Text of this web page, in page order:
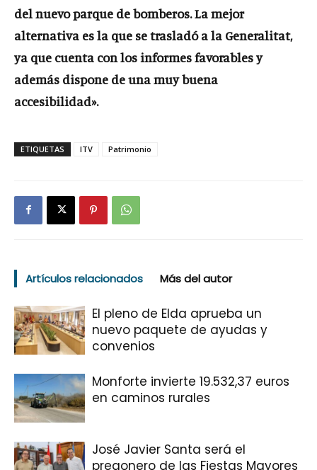
del nuevo parque de bomberos. La mejor
alternativa es la que se trasladó a la Generalitat,
ya que cuenta con los informes favorables y
además dispone de una muy buena
accesibilidad».
ETIQUETAS ITV Patrimonio
Artículos relacionados Más del autor
El pleno de Elda aprueba un
nuevo paquete de ayudas y
convenios
Monforte invierte 19.532,37 euros
en caminos rurales
José Javier Santa será el
pregonero de las Fiestas Mayores